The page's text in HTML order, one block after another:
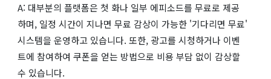
A: 대부분의 플랫폼은 첫 화나 일부 에피소드를 무료로 제공
하며, 일정 시간이 지나면 무료 감상이 가능한 '기다리면 무료'
시스템을 운영하고 있습니다. 또한, 광고를 시청하거나 이벤
트에 참여하여 쿠폰을 얻는 방법으로 비용 부담 없이 감상할
수 있습니다.